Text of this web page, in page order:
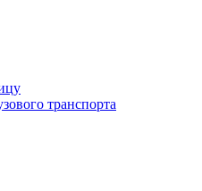
транспорта